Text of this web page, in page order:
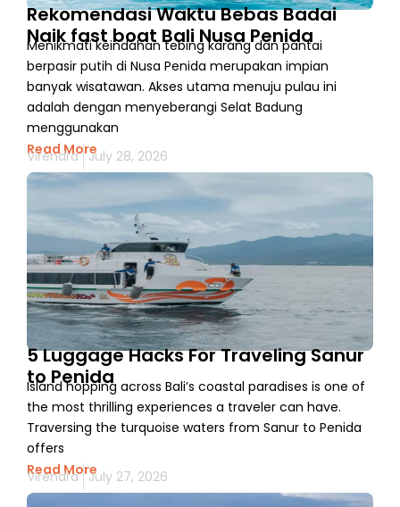
Rekomendasi Waktu Bebas Badai
Naik fast boat Bali Nusa Penida
Menikmati keindahan tebing karang dan pantai
berpasir putih di Nusa Penida merupakan impian
banyak wisatawan. Akses utama menuju pulau ini
adalah dengan menyeberangi Selat Badung
menggunakan
Read More
Virendra July 28, 2026
5 Luggage Hacks For Traveling Sanur
to Penida
Island hopping across Bali’s coastal paradises is one of
the most thrilling experiences a traveler can have.
Traversing the turquoise waters from Sanur to Penida
offers
Read More
Virendra July 27, 2026